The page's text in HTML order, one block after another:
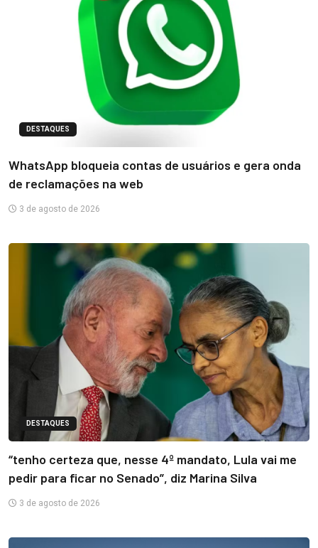
DESTAQUES
WhatsApp bloqueia contas de usuários e gera onda
de reclamações na web
3 de agosto de 2026
DESTAQUES
“tenho certeza que, nesse 4º mandato, Lula vai me
pedir para ficar no Senado”, diz Marina Silva
3 de agosto de 2026